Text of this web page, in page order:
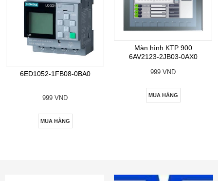
6ED1052-1FB08-0BA0
999 VND
MUA HÀNG
Màn hình KTP 900
6AV2123-2JB03-0AX0
999 VND
MUA HÀNG